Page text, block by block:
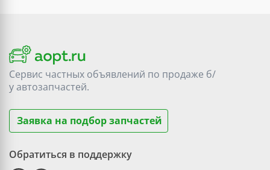
Сервис частных объявлений по продаже б/
уавтозапчастей.
Заявка на подбор запчастей
Обратиться в поддержку